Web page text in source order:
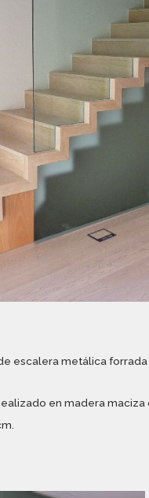
escalera metálica
en madera